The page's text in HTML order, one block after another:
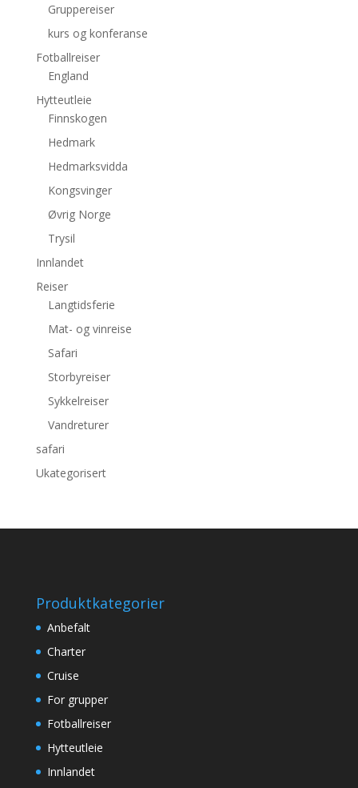
Gruppereiser
kurs og konferanse
Fotballreiser
England
Hytteutleie
Finnskogen
Hedmark
Hedmarksvidda
Kongsvinger
Øvrig Norge
Trysil
Innlandet
Reiser
Langtidsferie
Mat- og vinreise
Safari
Storbyreiser
Sykkelreiser
Vandreturer
safari
Ukategorisert
Produktkategorier
Anbefalt
Charter
Cruise
For grupper
Fotballreiser
Hytteutleie
Innlandet